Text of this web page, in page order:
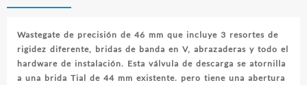
Wastegate de precisión de 46 mm que incluye 3 resortes de
rigidez diferente, bridas de banda en V, abrazaderas y todo el
hardware de instalación. Esta válvula de descarga se atornilla
a una brida Tial de 44 mm existente. pero tiene una abertura